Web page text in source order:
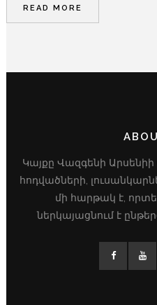
READ MORE
Կայքը Վազգենի Արսենիի
հոդվածների,
մի հարթակ է,
ներկայացնում է